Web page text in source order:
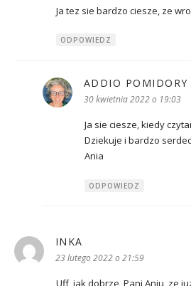
Ja tez sie bardzo ciesze, ze
ODPOWIEDZ
ADDIO POMIDORY
30 kwietnia 2022 o 19:03
Ja sie ciesze, kiedy
Dziekuje i bardzo
Ania
ODPOWIEDZ
INKA
23 lutego 2022 o 21:59
Uff, jak dobrze, Pani Aniu, ze